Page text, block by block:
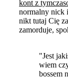
kont z
normalny nick
nikt tutaj Cię
zamorduje,
"Jest
wiem
bossem